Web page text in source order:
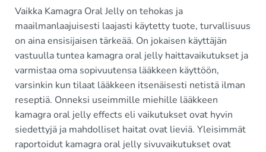
Vaikka Kamagra Oral Jelly on tehokas ja
maailmanlaajuisesti laajasti käytetty tuote, turvallisuus
on aina ensisijaisen tärkeää. On jokaisen käyttäjän
vastuulla tuntea kamagra oral jelly haittavaikutukset ja
varmistaa oma sopivuutensa lääkkeen käyttöön,
varsinkin kun tilaat lääkkeen itsenäisesti netistä ilman
reseptiä. Onneksi useimmille miehille lääkkeen
kamagra oral jelly effects eli vaikutukset ovat hyvin
siedettyjä ja mahdolliset haitat ovat lieviä. Yleisimmät
raportoidut kamagra oral jelly sivuvaikutukset ovat